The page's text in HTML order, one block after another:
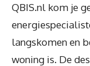
QBIS.nl kom je
langskomen en
woning is. De